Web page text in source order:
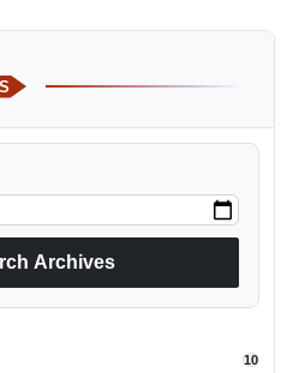
Archives
10